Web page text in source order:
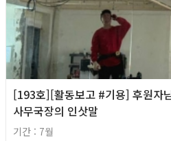
[193호][활동보고 #기용] 후원자
사무국장의 인삿말
기간 : 7월